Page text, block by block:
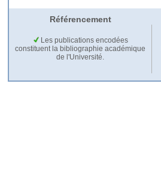
Référencement
Les publications encodées
constituent la bibliographie académique
de l'Université.